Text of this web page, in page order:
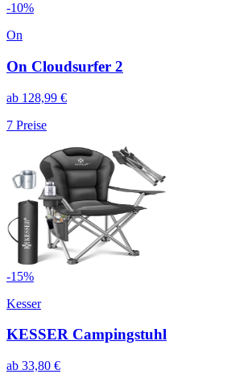
-10%
On
On Cloudsurfer 2
ab 128,99 €
7 Preise
-15%
Kesser
KESSER Campingstuhl
ab 33,80 €